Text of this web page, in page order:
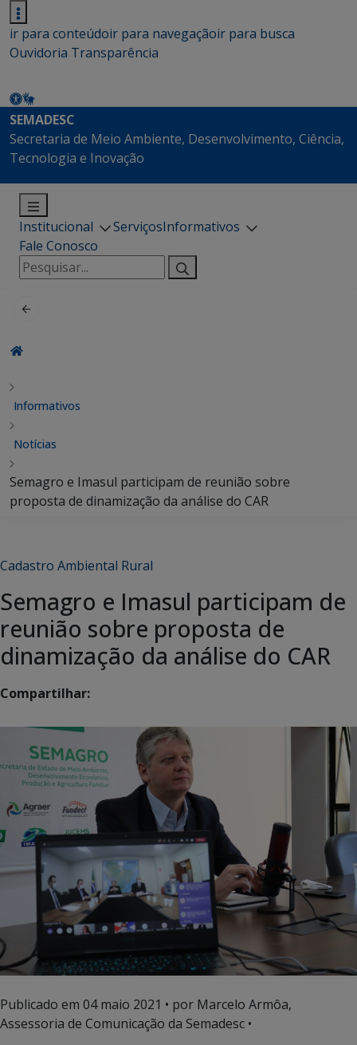
ir para conteúdoir para navegaçãoir para busca
Ouvidoria Transparência
SEMADESC
Secretaria de Meio Ambiente, Desenvolvimento, Ciência,
Tecnologia e Inovação
Institucional ServiçosInformativos
Fale Conosco
Pesquisar
por:
Informativos
Notícias
Semagro e Imasul participam de reunião sobre
proposta de dinamização da análise do CAR
Cadastro Ambiental Rural
Semagro e Imasul participam de
reunião sobre proposta de
dinamização da análise do CAR
Compartilhar:
Publicado em 04 maio 2021 • por Marcelo Armôa,
Assessoria de Comunicação da Semadesc •